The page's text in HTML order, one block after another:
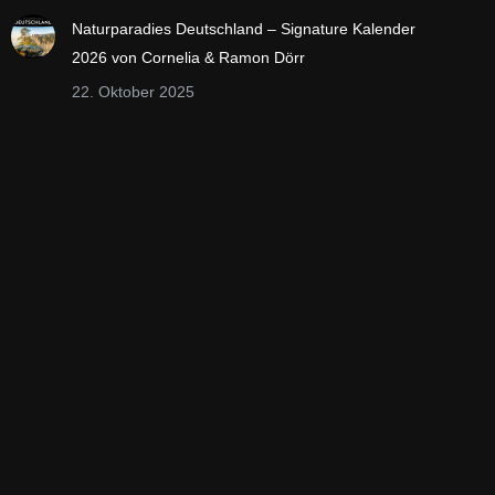
Naturparadies Deutschland – Signature Kalender
2026 von Cornelia & Ramon Dörr
22. Oktober 2025